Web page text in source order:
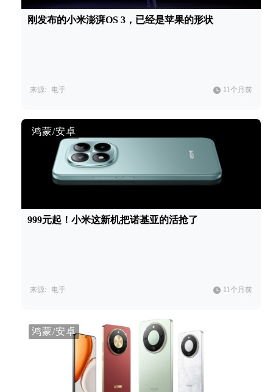
刚发布的小米澎湃OS 3，已经是苹果的形状
来源: 电手 11个月前
鸿蒙/安卓
999元起！小米这新机把诺基亚的活抢了
来源: 电手 11个月前
鸿蒙/安卓